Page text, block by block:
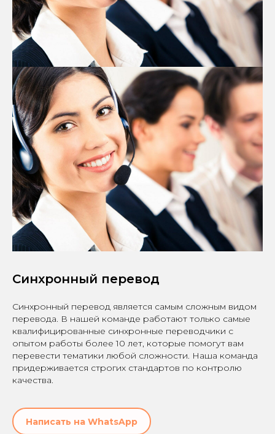
Синхронный перевод
Синхронный перевод является самым сложным видом
перевода. В нашей команде работают только самые
квалифицированные синхронные переводчики с
опытом работы более 10 лет, которые помогут вам
перевести тематики любой сложности. Наша команда
придерживается строгих стандартов по контролю
качества.
Написать на WhatsApp